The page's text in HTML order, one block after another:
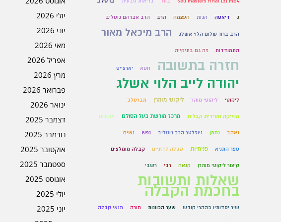
יולי 2026
יוני 2026
מאי 2026
אפריל 2026
מרץ 2026
פברואר 2026
ינואר 2026
דצמבר 2025
נובמבר 2025
אוקטובר 2025
ספטמבר 2025
אוגוסט 2025
יולי 2025
יוני 2025
ג דיאטה הגות העצמה הרב הרב אברהם גוטליב
הרב ברוך שלום הלוי אשלג הרב מיכאל מאור
התמודדות זה גם בתיקייה
חזרה בתשובה חטא יארצייט
יהודה לייב הלוי אשלג
ליקוטי ליקוטי מוהר ליקוטי מוהרן מברסלב
מוזיקה חסידית קבלית מרכז מורשת בעל הסולם מתורתו
נאהב נחמן ניוזלטר הרב גוטליב נפש נשים
ספר התניא פנימיות קבלה לדתיים קבלה מומלצים
קיצור ליקוטי מוהרן קנאה רבי רשבי
שאלות ותשובות
בחכמת הקבלה
שיר יסדותיו בההרי קודש שער הכוונות תורה תנאי קבלה